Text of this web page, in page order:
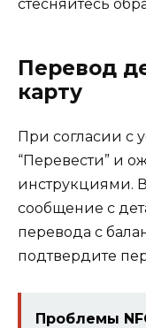
стесняйтесь
Перевод
карту
При согласии с
“Перевести” и
инструкциями.
сообщение с
перевода с
подтвердите
Проблемы